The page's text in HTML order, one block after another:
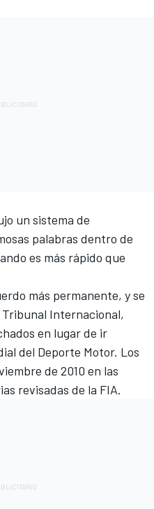
un sistema de
palabras dentro de
es más rápido que
más permanente, y se
Internacional,
en lugar de ir
del Deporte Motor. Los
de 2010 en las
revisadas de la FIA.